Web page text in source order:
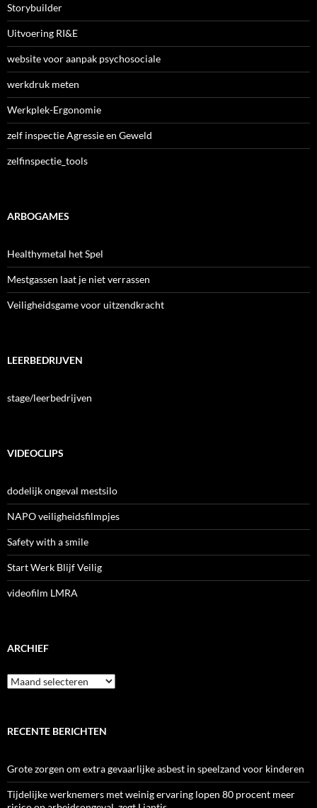
Storybuilder
Uitvoering RI&E
website voor aanpak psychosociale
werkdruk meten
Werkplek-Ergonomie
zelf inspectie Agressie en Geweld
zelfinspectie_tools
ARBOGAMES
Healthymetal het Spel
Mestgassen laat je niet verrassen
Veiligheidsgame voor uitzendkracht
LEERBEDRIJVEN
stage/leerbedrijven
VIDEOCLIPS
dodelijk ongeval mestsilo
NAPO veiligheidsfilmpjes
Safety with a smile
Start Werk Blijf Veilig
videofilm LMRA
ARCHIEF
Archief
RECENTE BERICHTEN
Grote zorgen om extra gevaarlijke asbest in speelzand voor kinderen
Tijdelijke werknemers met weinig ervaring lopen 80 procent meer